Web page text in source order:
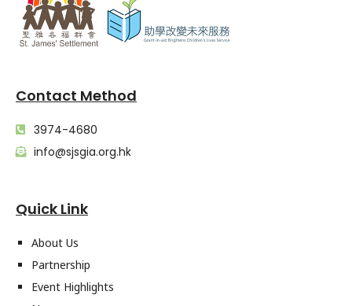
Contact Method
3974-4680
info@sjsgia.org.hk
Quick Link
About Us
Partnership
Event Highlights